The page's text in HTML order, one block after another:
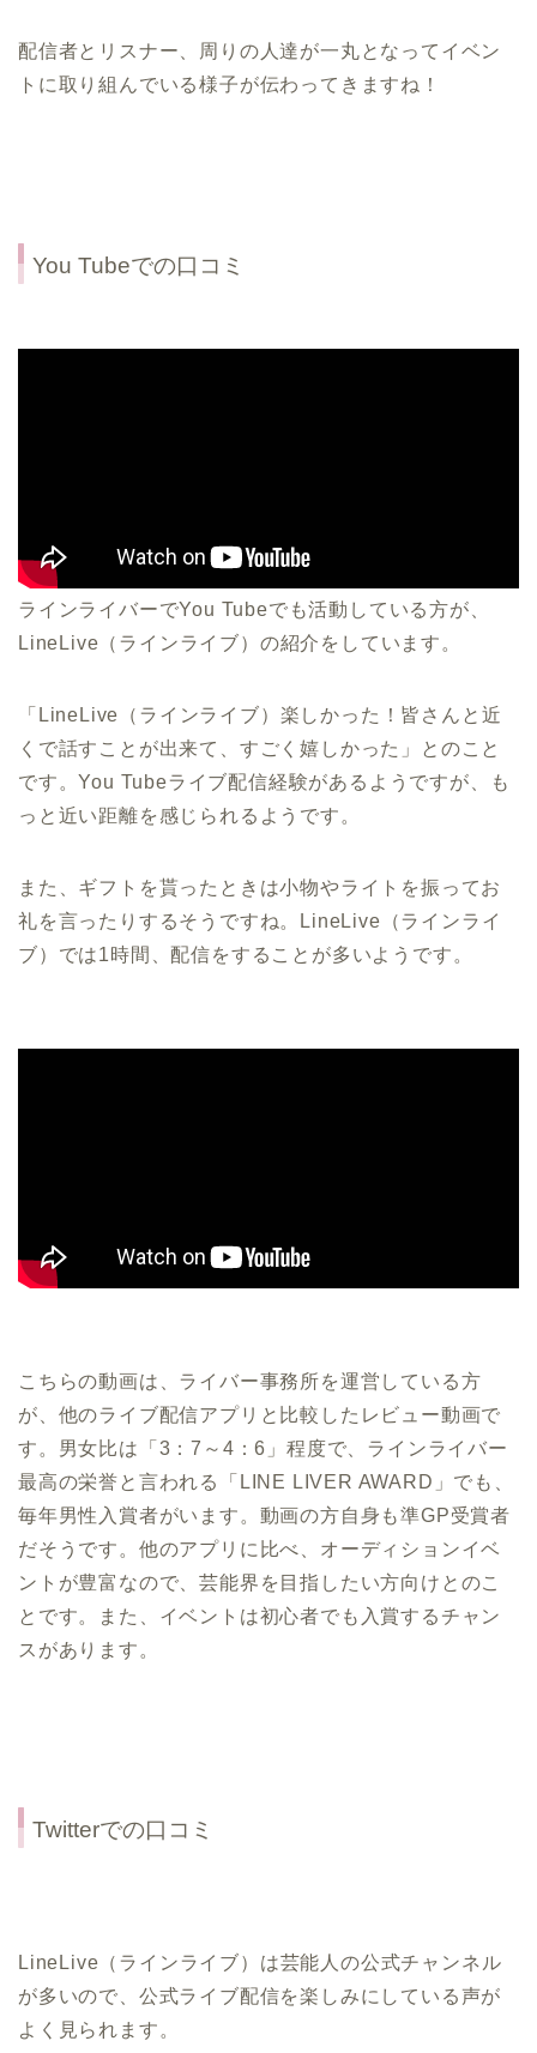
配信者とリスナー、周りの人達が一丸となってイベン
トに取り組んでいる様子が伝わってきますね！
You Tubeでの口コミ
ラインライバーでYou Tubeでも活動している方が、
LineLive（ラインライブ）の紹介をしています。
「LineLive（ラインライブ）楽しかった！皆さんと近
くで話すことが出来て、すごく嬉しかった」とのこと
です。You Tubeライブ配信経験があるようですが、も
っと近い距離を感じられるようです。
また、ギフトを貰ったときは小物やライトを振ってお
礼を言ったりするそうですね。LineLive（ラインライ
ブ）では1時間、配信をすることが多いようです。
こちらの動画は、ライバー事務所を運営している方
が、他のライブ配信アプリと比較したレビュー動画で
す。男女比は「3：7～4：6」程度で、ラインライバー
最高の栄誉と言われる「LINE LIVER AWARD」でも、
毎年男性入賞者がいます。動画の方自身も準GP受賞者
だそうです。他のアプリに比べ、オーディションイベ
ントが豊富なので、芸能界を目指したい方向けとのこ
とです。また、イベントは初心者でも入賞するチャン
スがあります。
Twitterでの口コミ
LineLive（ラインライブ）は芸能人の公式チャンネル
が多いので、公式ライブ配信を楽しみにしている声が
よく見られます。